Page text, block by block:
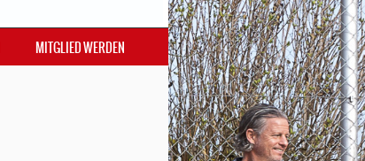
MITGLIED WERDEN